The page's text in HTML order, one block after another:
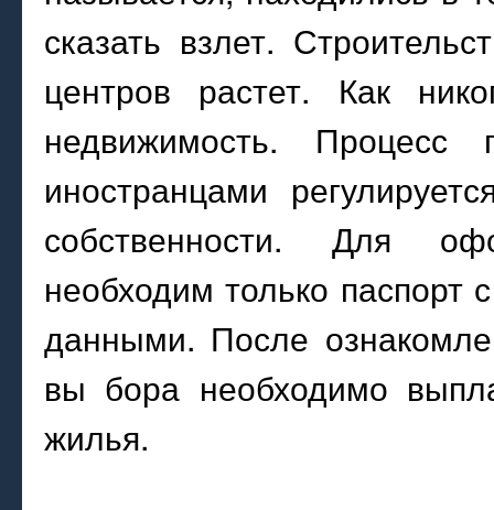
сказать взлет.
центров растет. Как
недвижимость.
иностранцами
собственности. Для
необходим только паспорт
данными. После
вы бора необходимо
жилья.